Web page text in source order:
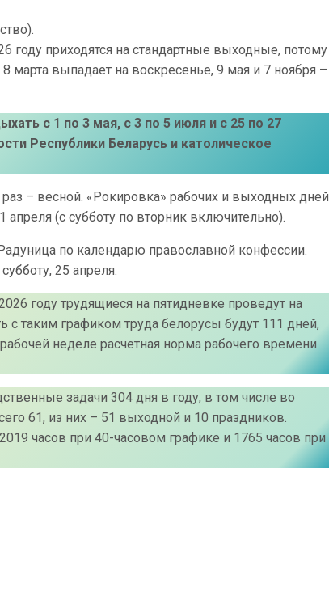
приходятся на стандартные выходные, потому
марта выпадает на воскресенье, 9 мая и 7 ноября –
с 1 по 3 мая, с 3 по 5 июля и с 25 по 27
Республики Беларусь и католическое
– весной. «Рокировка» рабочих и выходных дней
апреля (с субботу по вторник включительно).
по календарю православной конфессии.
25 апреля.
году трудящиеся на пятидневке проведут на
с таким графиком труда белорусы будут 111 дней,
неделе расчетная норма рабочего времени
задачи 304 дня в году, в том числе во
61, из них – 51 выходной и 10 праздников.
часов при 40-часовом графике и 1765 часов при